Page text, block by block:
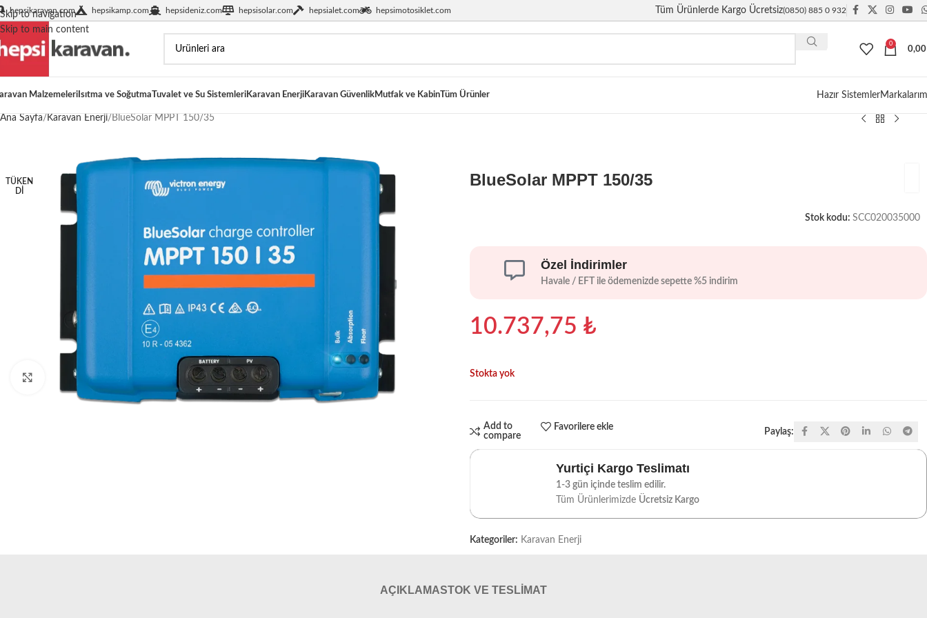
Skip to navigation
Skip to main content
hepsikaravan.com hepsikamp.com hepsideniz.com hepsisolar.com hepsialet.com hepsimotosiklet.com Tüm Ürünlerde Kargo Ücretsiz(0850) 885 0 932
0
Malzemeleri Isıtma ve SoğutmaTuvalet ve Su SistemleriKaravan EnerjiKaravan GüvenlikMutfak ve KabinTüm Ürünler Hazır Sistemler
Ana Sayfa Karavan Enerji BlueSolar MPPT 150/35
TÜKEN
DI
Büyütmek için tıklayın
BlueSolar MPPT 150/35
Stok kodu: SCC020035000
Özel İndirimler
Havale / EFT ile ödemenizde sepette %5 indirim
10.737,75 ₺
Stokta yok
Add to
compare
Favorilere ekle
Paylaş:
Yurtiçi Kargo Teslimatı
1-3 gün içinde teslim edilir.
Tüm Ürünlerimizde Ücretsiz Kargo
Kategoriler: Karavan Enerji
AÇIKLAMASTOK VE TESLIMAT